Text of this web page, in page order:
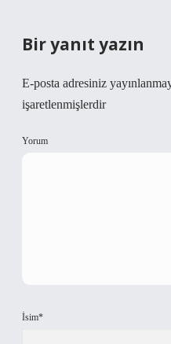
Bir yanıt yazın
E-posta adresiniz
işaretlenmişlerdir
Yorum
İsim*